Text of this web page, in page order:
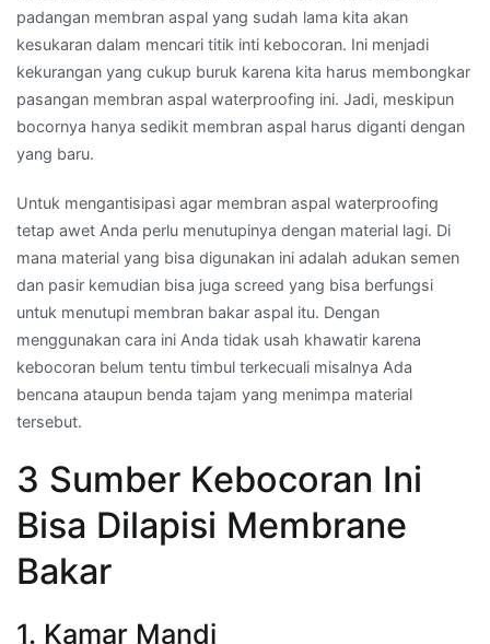
padangan membran aspal yang sudah lama kita akan
kesukaran dalam mencari titik inti kebocoran. Ini menjadi
kekurangan yang cukup buruk karena kita harus membongkar
pasangan membran aspal waterproofing ini. Jadi, meskipun
bocornya hanya sedikit membran aspal harus diganti dengan
yang baru.
Untuk mengantisipasi agar membran aspal waterproofing
tetap awet Anda perlu menutupinya dengan material lagi. Di
mana material yang bisa digunakan ini adalah adukan semen
dan pasir kemudian bisa juga screed yang bisa berfungsi
untuk menutupi membran bakar aspal itu. Dengan
menggunakan cara ini Anda tidak usah khawatir karena
kebocoran belum tentu timbul terkecuali misalnya Ada
bencana ataupun benda tajam yang menimpa material
tersebut.
3 Sumber Kebocoran Ini
Bisa Dilapisi Membrane
Bakar
1. Kamar Mandi